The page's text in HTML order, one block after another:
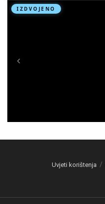
Uvjeti korištenja